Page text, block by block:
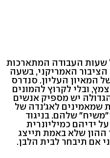
שעות העבודה המתארכות
האמריקני, בשעה
המאיון העליון. סנדרס
ובלי לקרוץ להמונים
יש מספיק אנשים
שמאמינים לאג'נדה של
שלהם. בניגוד
ידיהם כמיליונרית
ההון שלא באמת תייצג
אם תיבחר לבית הלבן.